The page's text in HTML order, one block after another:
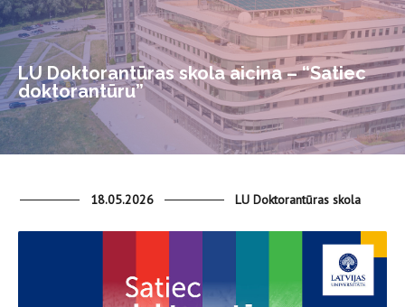
LU Doktorantūras skola aicina – “Satiec
doktorantūru”
18.05.2026 LU Doktorantūras skola